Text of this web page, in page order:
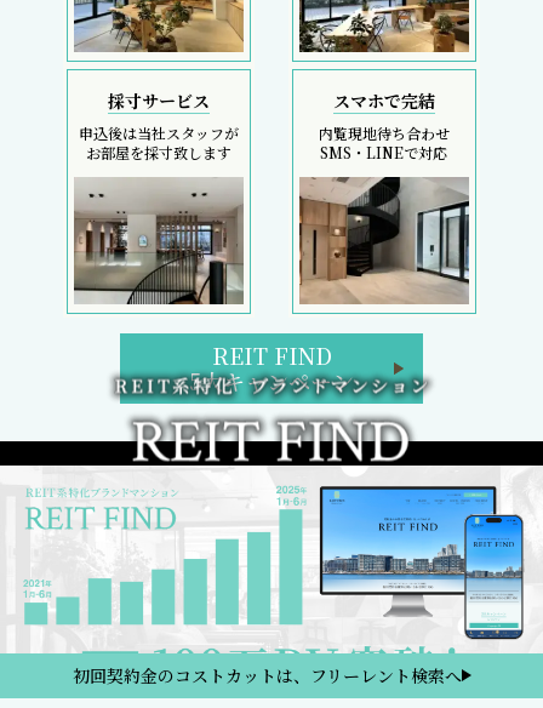
採寸サービス
申込後は当社スタッフが
お部屋を採寸致します
スマホで完結
内覧現地待ち合わせ
SMS・LINEで対応
REIT FIND
5大キャンペーン
初回契約金のコストカットは、フリーレント検索へ